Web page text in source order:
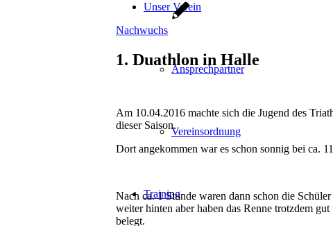
Unser Verein
Ansprechpartner
Vereinsordnung
Training
Nachwuchs
1. Duathlon in Halle
Am 10.04.2016 machte sich die Jugend des
dieser Saison.
Dort angekommen war es schon sonnig bei ca.
Nach ca. 1 Stunde waren dann schon die
weiter hinten aber haben das Renne trotzdem
belegt.